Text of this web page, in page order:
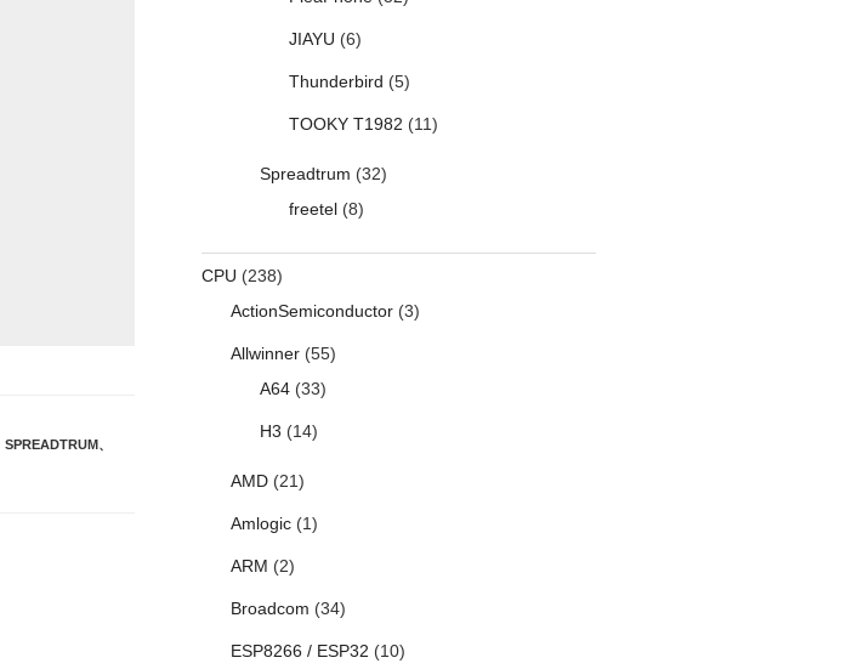
SPREADTRUM、
JIAYU (6)
Thunderbird (5)
TOOKY T1982 (11)
Spreadtrum (32)
freetel(8)
CPU (238)
ActionSemiconductor(3)
Allwinner(55)
A64(33)
H3 (14)
AMD(21)
Amlogic(1)
ARM (2)
Broadcom (34)
ESP8266 / ESP32 (10)